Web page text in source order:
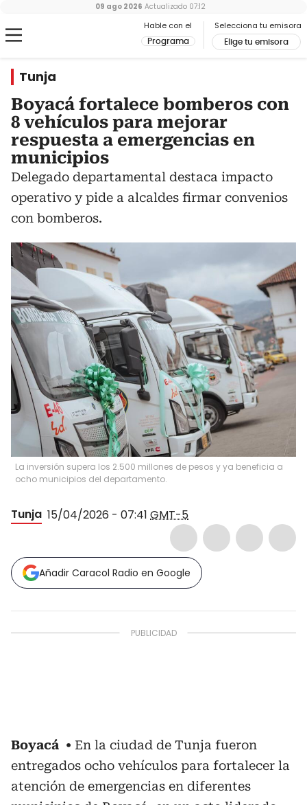
Hable con el
Programa
Selecciona tu emisora
Elige tu emisora
09 ago 2026 Actualizado 07:12
Tunja
Boyacá fortalece bomberos con
8 vehículos para mejorar
respuesta a emergencias en
municipios
Delegado departamental destaca impacto
operativo y pide a alcaldes firmar convenios
con bomberos.
La inversión supera los 2.500 millones de pesos y ya beneficia a
ocho municipios del departamento.
Tunja 15/04/2026 - 07:41 GMT-5
Añadir Caracol Radio en Google
Boyacá
En la ciudad de Tunja fueron
entregados ocho vehículos para fortalecer la
atención de emergencias en diferentes